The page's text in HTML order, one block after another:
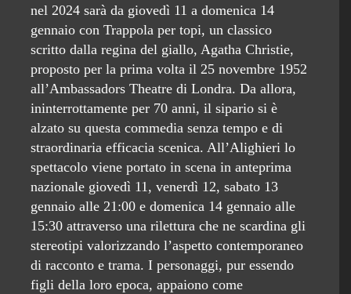
nel 2024 sarà da giovedì 11 a domenica 14
gennaio con Trappola per topi, un classico
scritto dalla regina del giallo, Agatha Christie,
proposto per la prima volta il 25 novembre 1952
all’Ambassadors Theatre di Londra. Da allora,
ininterrottamente per 70 anni, il sipario si è
alzato su questa commedia senza tempo e di
straordinaria efficacia scenica. All’Alighieri lo
spettacolo viene portato in scena in anteprima
nazionale giovedì 11, venerdì 12, sabato 13
gennaio alle 21:00 e domenica 14 gennaio alle
15:30 attraverso una rilettura che ne scardina gli
stereotipi valorizzando l’aspetto contemporaneo
di racconto e trama. I personaggi, pur essendo
figli della loro epoca, appaiono come